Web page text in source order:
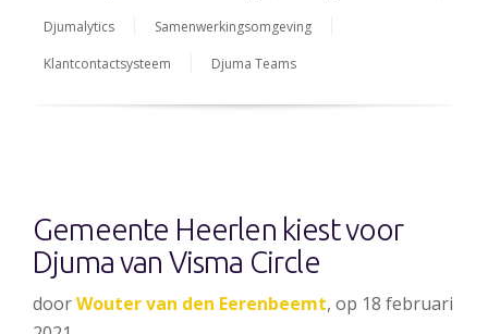
Djumalytics
Samenwerkingsomgeving
Klantcontactsysteem
Djuma Teams
Gemeente Heerlen kiest voor
Djuma van Visma Circle
doorWouter van den Eerenbeemt, op 18 februari